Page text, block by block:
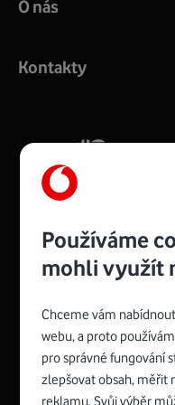
COMPAL CH7465VF
silný signál pro celou
Více o COMPAL
Zyxel VMG8623-T50B:
Rozměry modemu jsou
Spojte
O nás
Kontakty
Používáme
mohli využít
Chceme vám
webu, a proto
pro správné fungování
zlepšovat obsah, měřit
reklamu. Svůj výběr